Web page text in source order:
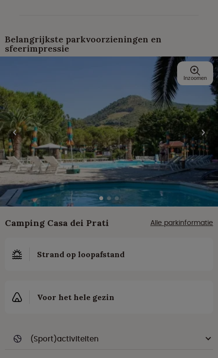
Belangrijkste parkvoorzieningen en
sfeerimpressie
Inzoomen
Camping Casa dei Prati Alle parkinformatie
Strand op loopafstand
Voor het hele gezin
(Sport)activiteiten